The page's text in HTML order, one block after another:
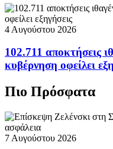
4 Αυγούστου 2026
102.711 αποκτήσεις
κυβέρνηση οφείλει
Πιο Πρόσφατα
7 Αυγούστου 2026